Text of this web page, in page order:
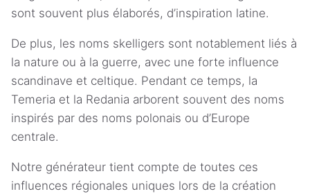
sont souvent plus élaborés, d’inspiration latine.
De plus, les noms skelligers sont notablement liés à
la nature ou à la guerre, avec une forte influence
scandinave et celtique. Pendant ce temps, la
Temeria et la Redania arborent souvent des noms
inspirés par des noms polonais ou d’Europe
centrale.
Notre générateur tient compte de toutes ces
influences régionales uniques lors de la création